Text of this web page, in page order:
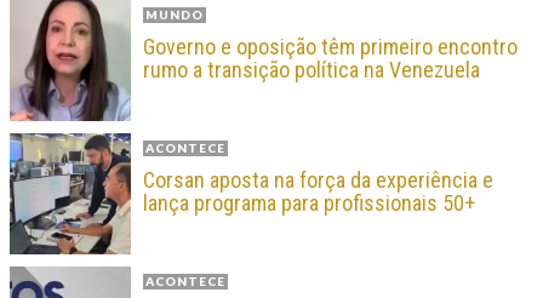
MUNDO
Governo e oposição têm primeiro encontro
rumo a transição política na Venezuela
ACONTECE
Corsan aposta na força da experiência e
lança programa para profissionais 50+
ACONTECE